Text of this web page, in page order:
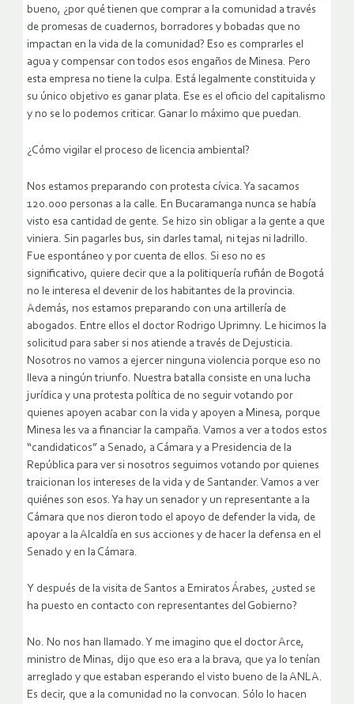
bueno, ¿por qué tienen que comprar a la comunidad a través
de promesas de cuadernos, borradores y bobadas que no
impactan en la vida de la comunidad? Eso es comprarles el
agua y compensar con todos esos engaños de Minesa. Pero
esta empresa no tiene la culpa. Está legalmente constituida y
su único objetivo es ganar plata. Ese es el oficio del capitalismo
y no se lo podemos criticar. Ganar lo máximo que puedan.
¿Cómo vigilar el proceso de licencia ambiental?
Nos estamos preparando con protesta cívica. Ya sacamos
120.000 personas a la calle. En Bucaramanga nunca se había
visto esa cantidad de gente. Se hizo sin obligar a la gente a que
viniera. Sin pagarles bus, sin darles tamal, ni tejas ni ladrillo.
Fue espontáneo y por cuenta de ellos. Si eso no es
significativo, quiere decir que a la politiquería rufián de Bogotá
no le interesa el devenir de los habitantes de la provincia.
Además, nos estamos preparando con una artillería de
abogados. Entre ellos el doctor Rodrigo Uprimny. Le hicimos la
solicitud para saber si nos atiende a través de Dejusticia.
Nosotros no vamos a ejercer ninguna violencia porque eso no
lleva a ningún triunfo. Nuestra batalla consiste en una lucha
jurídica y una protesta política de no seguir votando por
quienes apoyen acabar con la vida y apoyen a Minesa, porque
Minesa les va a financiar la campaña. Vamos a ver a todos estos
“candidaticos” a Senado, a Cámara y a Presidencia de la
República para ver si nosotros seguimos votando por quienes
traicionan los intereses de la vida y de Santander. Vamos a ver
quiénes son esos. Ya hay un senador y un representante a la
Cámara que nos dieron todo el apoyo de defender la vida, de
apoyar a la Alcaldía en sus acciones y de hacer la defensa en el
Senado y en la Cámara.
Y después de la visita de Santos a Emiratos Árabes, ¿usted se
ha puesto en contacto con representantes del Gobierno?
No. No nos han llamado. Y me imagino que el doctor Arce,
ministro de Minas, dijo que eso era a la brava, que ya lo tenían
arreglado y que estaban esperando el visto bueno de la ANLA.
Es decir, que a la comunidad no la convocan. Sólo lo hacen